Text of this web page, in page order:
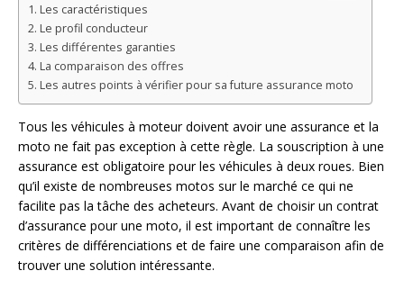
Les caractéristiques
Le profil conducteur
Les différentes garanties
La comparaison des offres
Les autres points à vérifier pour sa future assurance moto
Tous les véhicules à moteur doivent avoir une assurance et la
moto ne fait pas exception à cette règle. La souscription à une
assurance est obligatoire pour les véhicules à deux roues. Bien
qu’il existe de nombreuses motos sur le marché ce qui ne
facilite pas la tâche des acheteurs. Avant de choisir un contrat
d’assurance pour une moto, il est important de connaître les
critères de différenciations et de faire une comparaison afin de
trouver une solution intéressante.